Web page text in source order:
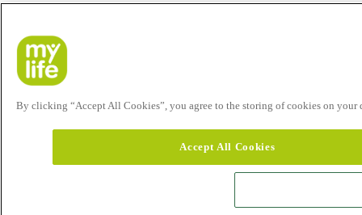
By clicking “Accept All Cookies”, you agree to the storing of cookies on your
Accept All Cookies